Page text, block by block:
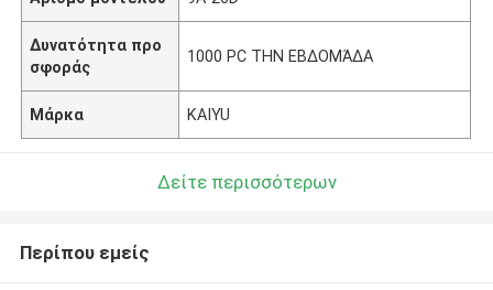
Δυνατότητα προ
σφοράς
1000 PC ΤΗΝ ΕΒΔΟΜΆΔΑ
Μάρκα KAIYU
Δείτε περισσότερων
Περίπου εμείς